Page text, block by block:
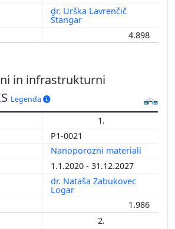
dr. Urška Lavrenčič
Štangar
4.898
in infrastrukturni
Legenda
1.
P1-0021
Nanoporozni materiali
1.1.2020 - 31.12.2027
dr. Nataša Zabukovec
Logar
1.986
2.